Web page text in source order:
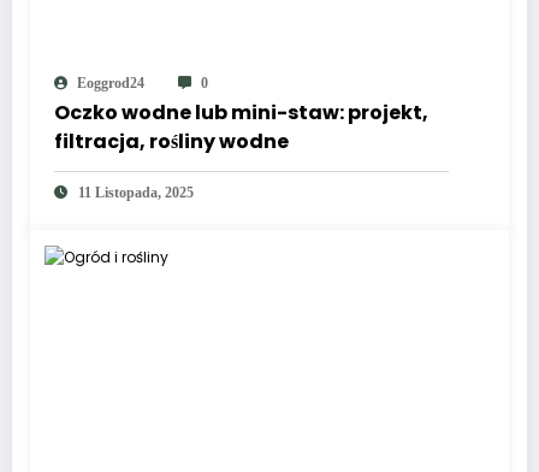
Eoggrod24 0
Oczko wodne lub mini-staw: projekt,
filtracja, rośliny wodne
11 Listopada, 2025